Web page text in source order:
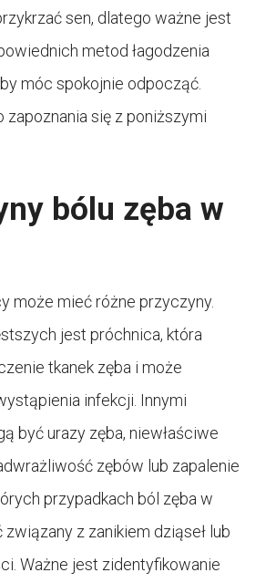
sen, dlatego ważne jest
metod łagodzenia
móc spokojnie odpocząć.
zapoznania się z poniższymi
bólu zęba w
może mieć różne przyczyny.
jest próchnica, która
tkanek zęba i może
infekcji. Innymi
być urazy zęba, niewłaściwe
zębów lub zapalenie
przypadkach ból zęba w
z zanikiem dziąseł lub
Ważne jest zidentyfikowanie